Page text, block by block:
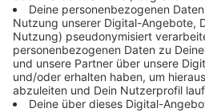
Geschäftsführer Fernando
der DFL-Generalversammlung
Training nächste Woche
schon von einem Neuen
Versicherung wolle er aber
verschiedenen Namen, die für